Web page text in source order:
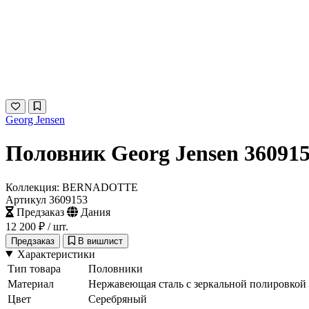
Georg Jensen
Половник Georg Jensen
Коллекция: BERNADOTTE
Артикул 3609153
Предзаказ
Дания
12 200 ₽ / шт.
Предзаказ В вишлист
Характеристики
Тип товара
Половники
Материал
Нержавеющая сталь с зеркальной полировкой
Цвет
Серебряный